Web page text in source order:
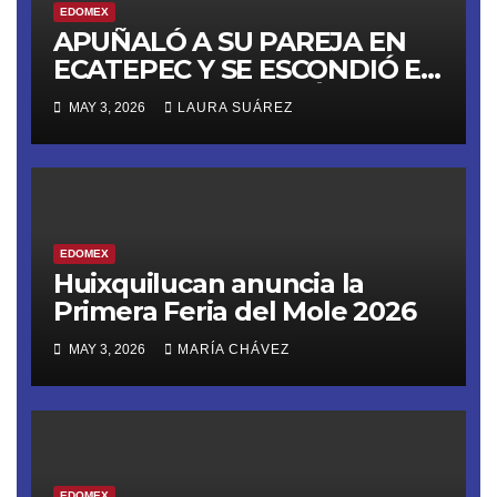
EDOMEX
APUÑALÓ A SU PAREJA EN
ECATEPEC Y SE ESCONDIÓ EN
UN ‘ANEXO’; YA ESTÁ EN
PRISIÓN
MAY 3, 2026 LAURA SUÁREZ
EDOMEX
Huixquilucan anuncia la
Primera Feria del Mole 2026
MAY 3, 2026 MARÍA CHÁVEZ